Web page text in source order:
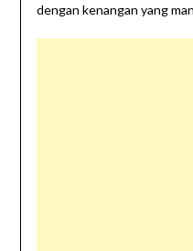
dengan kenangan yang